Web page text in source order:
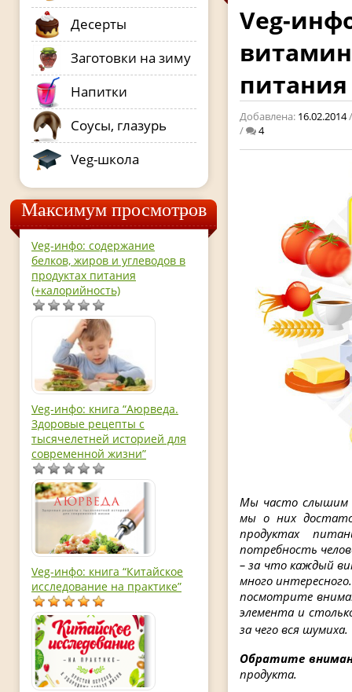
Десерты
Заготовки на зиму
Напитки
Соусы, глазурь
Veg-школа
Максимум просмотров
Veg-инфо: содержание
белков, жиров и углеводов в
продуктах питания
(+калорийность)
Veg-инфо: книга “Аюрведа.
Здоровые рецепты с
тысячелетней историей для
современной жизни”
Veg-инфо: книга “Китайское
исследование на практике”
Veg-
питания
Добавлена: 16.02.2014
/
4
Мы часто слышим
мы о них
продуктах
потребность
– за что каждый
много
посмотрите
элемента и
за чего вся шумиха.
Обратите
продукта.